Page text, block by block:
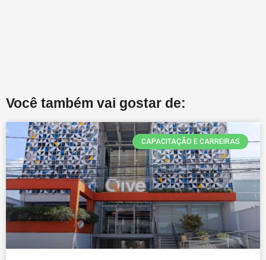
Você também vai gostar de:
CAPACITAÇÃO E CARREIRAS